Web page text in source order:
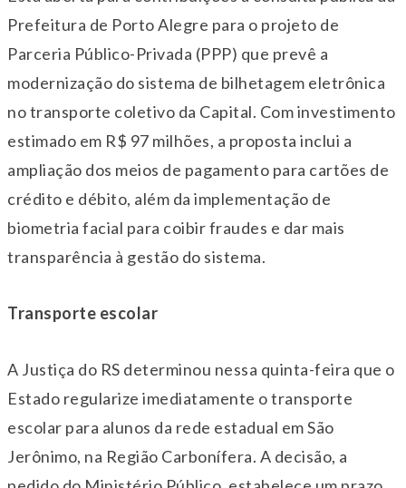
Prefeitura de Porto Alegre para o projeto de
Parceria Público-Privada (PPP) que prevê a
modernização do sistema de bilhetagem eletrônica
no transporte coletivo da Capital. Com investimento
estimado em R$ 97 milhões, a proposta inclui a
ampliação dos meios de pagamento para cartões de
crédito e débito, além da implementação de
biometria facial para coibir fraudes e dar mais
transparência à gestão do sistema.
Transporte escolar
A Justiça do RS determinou nessa quinta-feira que o
Estado regularize imediatamente o transporte
escolar para alunos da rede estadual em São
Jerônimo, na Região Carbonífera. A decisão, a